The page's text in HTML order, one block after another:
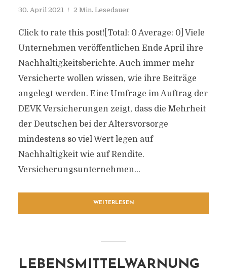
30. April 2021 2 Min. Lesedauer
Click to rate this post![Total: 0 Average: 0] Viele
Unternehmen veröffentlichen Ende April ihre
Nachhaltigkeitsberichte. Auch immer mehr
Versicherte wollen wissen, wie ihre Beiträge
angelegt werden. Eine Umfrage im Auftrag der
DEVK Versicherungen zeigt, dass die Mehrheit
der Deutschen bei der Altersvorsorge
mindestens so viel Wert legen auf
Nachhaltigkeit wie auf Rendite.
Versicherungsunternehmen...
WEITERLESEN
LEBENSMITTELWARNUNG